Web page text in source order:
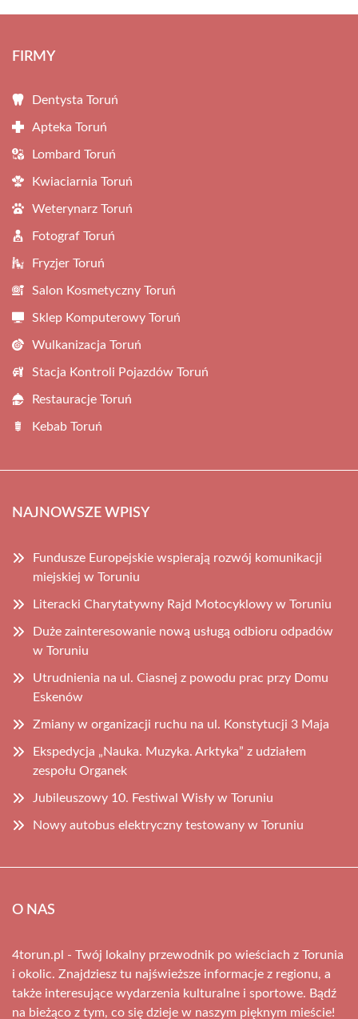
FIRMY
Dentysta Toruń
Apteka Toruń
Lombard Toruń
Kwiaciarnia Toruń
Weterynarz Toruń
Fotograf Toruń
Fryzjer Toruń
Salon Kosmetyczny Toruń
Sklep Komputerowy Toruń
Wulkanizacja Toruń
Stacja Kontroli Pojazdów Toruń
Restauracje Toruń
Kebab Toruń
NAJNOWSZE WPISY
Fundusze Europejskie wspierają rozwój komunikacji
miejskiej w Toruniu
Literacki Charytatywny Rajd Motocyklowy w Toruniu
Duże zainteresowanie nową usługą odbioru odpadów
w Toruniu
Utrudnienia na ul. Ciasnej z powodu prac przy Domu
Eskenów
Zmiany w organizacji ruchu na ul. Konstytucji 3 Maja
Ekspedycja „Nauka. Muzyka. Arktyka” z udziałem
zespołu Organek
Jubileuszowy 10. Festiwal Wisły w Toruniu
Nowy autobus elektryczny testowany w Toruniu
O NAS
4torun.pl - Twój lokalny przewodnik po wieściach z Torunia
i okolic. Znajdziesz tu najświeższe informacje z regionu, a
także interesujące wydarzenia kulturalne i sportowe. Bądź
na bieżąco z tym, co się dzieje w naszym pięknym mieście!